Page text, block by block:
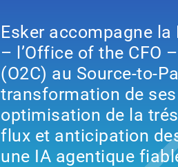
Esker accompagne
– l’Office of the CFO
(O2C) au Source-to-
transformation de
optimisation de la
flux et anticipation
une IA agentique